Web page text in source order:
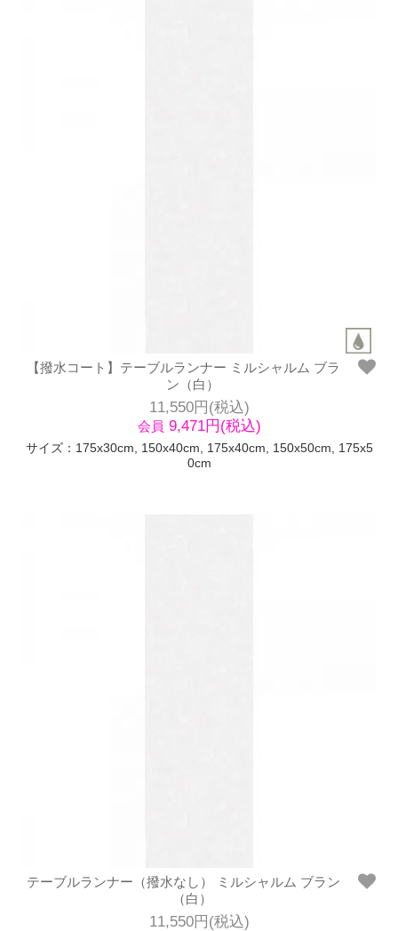
【撥水コート】テーブルランナー ミルシャルム ブラ
ン（白）
11,550円(税込)
会員 9,471円(税込)
サイズ：175x30cm, 150x40cm, 175x40cm, 150x50cm, 175x5
0cm
テーブルランナー（撥水なし） ミルシャルム ブラン
（白）
11,550円(税込)